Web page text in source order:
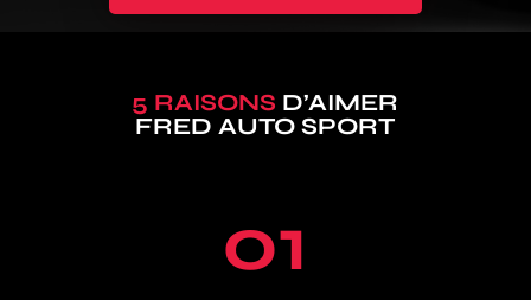
5 RAISONS D’AIMER
FRED AUTO SPORT
01